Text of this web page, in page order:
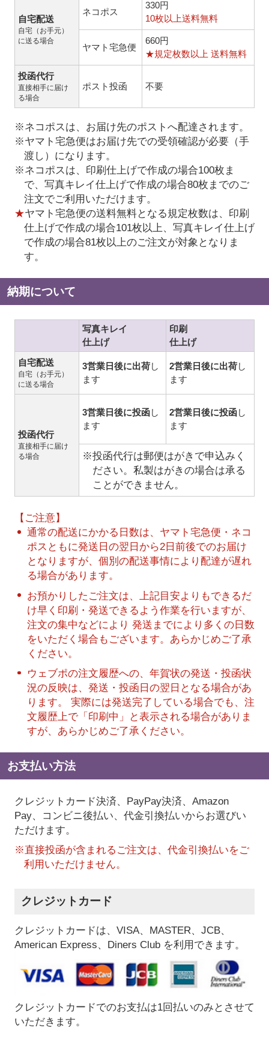
自宅配送
自宅（お手元）
に送る場合
ネコポス
330円
10枚以上送料無料
ヤマト宅急便
660円
★規定枚数以上 送料無料
投函代行
直接相手に届け
る場合
ポスト投函 不要
※ネコポスは、お届け先のポストへ配達されます。
※ヤマト宅急便はお届け先での受領確認が必要（手
渡し）になります。
※ネコポスは、印刷仕上げで作成の場合100枚ま
で、写真キレイ仕上げで作成の場合80枚までのご
注文でご利用いただけます。
★ヤマト宅急便の送料無料となる規定枚数は、印刷
仕上げで作成の場合101枚以上、写真キレイ仕上げ
で作成の場合81枚以上のご注文が対象となりま
す。
納期について
写真キレイ
仕上げ
印刷
仕上げ
自宅配送
自宅（お手元）
に送る場合
3営業日後に出荷し
ます
2営業日後に出荷し
ます
投函代行
直接相手に届け
る場合
3営業日後に投函し
ます
2営業日後に投函し
ます
※投函代行は郵便はがきで申込みく
ださい。私製はがきの場合は承る
ことができません。
【ご注意】
通常の配送にかかる日数は、ヤマト宅急便・ネコ
ポスともに発送日の翌日から2日前後でのお届け
となりますが、個別の配送事情により配達が遅れ
る場合があります。
お預かりしたご注文は、上記目安よりもできるだ
け早く印刷・発送できるよう作業を行いますが、
注文の集中などにより 発送までにより多くの日数
をいただく場合もございます。あらかじめご了承
ください。
ウェブポの注文履歴への、年賀状の発送・投函状
況の反映は、発送・投函日の翌日となる場合があ
ります。 実際には発送完了している場合でも、注
文履歴上で「印刷中」と表示される場合がありま
すが、あらかじめご了承ください。
お支払い方法
クレジットカード決済、PayPay決済、Amazon
Pay、コンビニ後払い、代金引換払いからお選びい
ただけます。
※直接投函が含まれるご注文は、代金引換払いをご
利用いただけません。
クレジットカード
クレジットカードは、VISA、MASTER、JCB、
American Express、Diners Club を利用できます。
クレジットカードでのお支払は1回払いのみとさせて
いただきます。